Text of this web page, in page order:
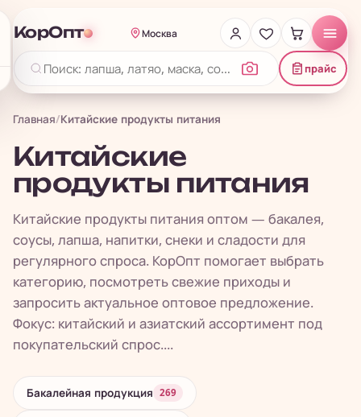
КорОпт Москва
прайс
Главная/Китайские продукты питания
Китайские
продукты питания
Китайские продукты питания оптом — бакалея,
соусы, лапша, напитки, снеки и сладости для
регулярного спроса. КорОпт помогает выбрать
категорию, посмотреть свежие приходы и
запросить актуальное оптовое предложение.
Фокус: китайский и азиатский ассортимент под
покупательский спрос....
Бакалейная продукция 269